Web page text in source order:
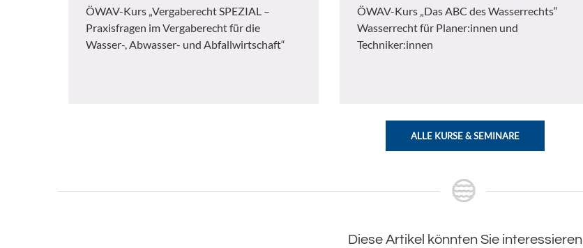
ÖWAV-Kurs „Vergaberecht SPEZIAL –
Praxisfragen im Vergaberecht für die
Wasser-, Abwasser- und Abfallwirtschaft“
ÖWAV-Kurs „Das ABC des Wasserrechts“
Wasserrecht für Planer:innen und
Techniker:innen
ALLE KURSE & SEMINARE
Diese Artikel könnten Sie interessieren